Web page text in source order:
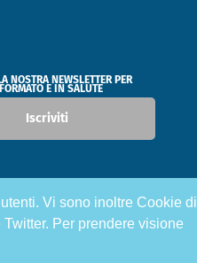
Vi sono inoltre Cookie di
Per prendere visione
NOSTRA NEWSLETTER PER
E IN SALUTE
Iscriviti